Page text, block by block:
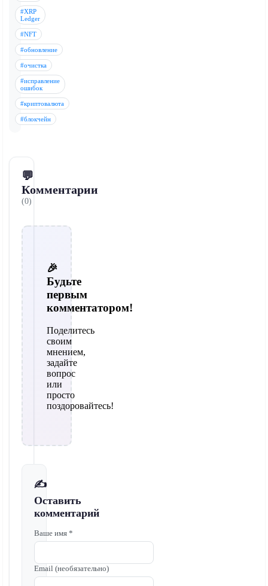
#XRP
Ledger
#NFT
#обновление
#очистка
#исправление
ошибок
#криптовалюта
#блокчейн
💬
Комментарии
(0)
🎉
Будьте
первым
комментатором!
Поделитесь
своим
мнением,
задайте
вопрос
или
просто
поздоровайтесь!
✍️
Оставить
комментарий
Ваше имя *
Email (необязательно)